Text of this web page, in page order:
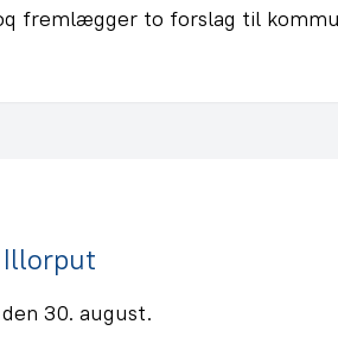
fremlægger to forslag til
30. august.